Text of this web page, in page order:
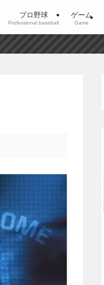
プロ野球
Professional baseball
ゲーム
Game